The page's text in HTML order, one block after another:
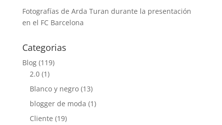
Fotografías de Arda Turan durante la presentación
en el FC Barcelona
Categorias
Blog(119)
2.0(1)
Blanco y negro(13)
blogger de moda (1)
Cliente (19)